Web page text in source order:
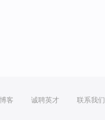
客 诚聘英才 联系我们